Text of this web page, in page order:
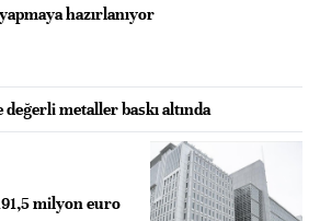
yapmaya hazırlanıyor
değerli metaller baskı altında
milyon euro